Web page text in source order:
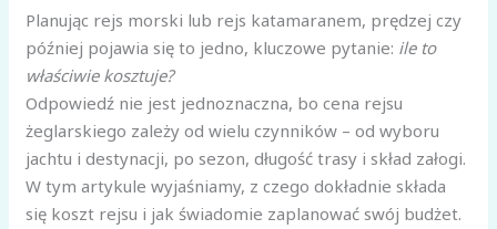
Planując rejs morski lub rejs katamaranem, prędzej czy
później pojawia się to jedno, kluczowe pytanie: ile to
właściwie kosztuje?
Odpowiedź nie jest jednoznaczna, bo cena rejsu
żeglarskiego zależy od wielu czynników – od wyboru
jachtu i destynacji, po sezon, długość trasy i skład załogi.
W tym artykule wyjaśniamy, z czego dokładnie składa
się koszt rejsu i jak świadomie zaplanować swój budżet.